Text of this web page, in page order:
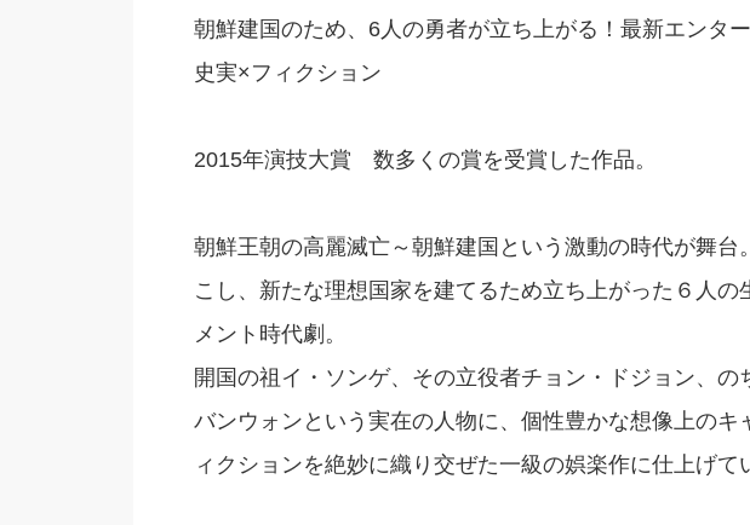
朝鮮建国のため、6人の勇者が立ち上がる！最新エンタ
史実×フィクション
2015年演技大賞 数多くの賞を受賞した作品。
朝鮮王朝の高麗滅亡～朝鮮建国という激動の時代が舞
こし、新たな理想国家を建てるため立ち上がった６人の
メント時代劇。
開国の祖イ・ソンゲ、その立役者チョン・ドジョン、の
バンウォンという実在の人物に、個性豊かな想像上のキ
ィクションを絶妙に織り交ぜた一級の娯楽作に仕上げて